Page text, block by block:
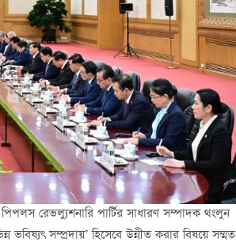
রেভল্যুশনারি পার্টির সাধারণ সম্পাদক থংলুন
সম্প্রদায়’ হিসেবে উন্নীত করার বিষয়ে সম্মত